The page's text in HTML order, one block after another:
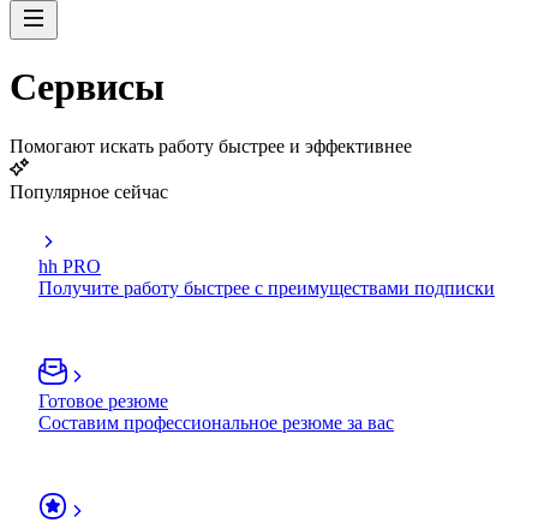
Сервисы
Помогают искать работу быстрее и эффективнее
Популярное сейчас
hh PRO
Получите работу быстрее с преимуществами подписки
Готовое резюме
Составим профессиональное резюме за вас